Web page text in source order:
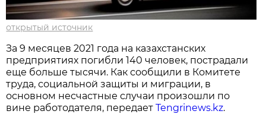
открытый источник
За 9 месяцев 2021 года на казахстанских
предприятиях погибли 140 человек, пострадали
еще больше тысячи. Как сообщили в Комитете
труда, социальной защиты и миграции, в
основном несчастные случаи произошли по
вине работодателя, передаетTengrinews.kz.